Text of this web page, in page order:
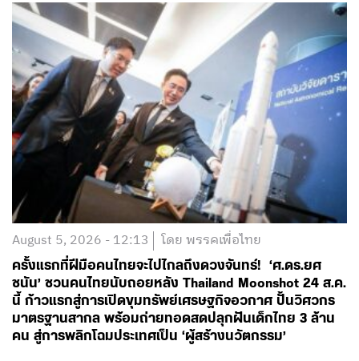
August 5, 2026 - 12:13 โดย พรรคเพื่อไทย
ครั้งแรกที่ฝีมือคนไทยจะไปไกลถึงดวงจันทร์! ‘ศ.ดร.ยศ
ชนัน’ ชวนคนไทยนับถอยหลัง Thailand Moonshot 24 ส.ค.
นี้ ก้าวแรกสู่การเปิดขุมทรัพย์เศรษฐกิจอวกาศ ปั้นวิศวกร
มาตรฐานสากล พร้อมถ่ายทอดสดปลุกฝันเด็กไทย 3 ล้าน
คน สู่การพลิกโฉมประเทศเป็น ‘ผู้สร้างนวัตกรรม’